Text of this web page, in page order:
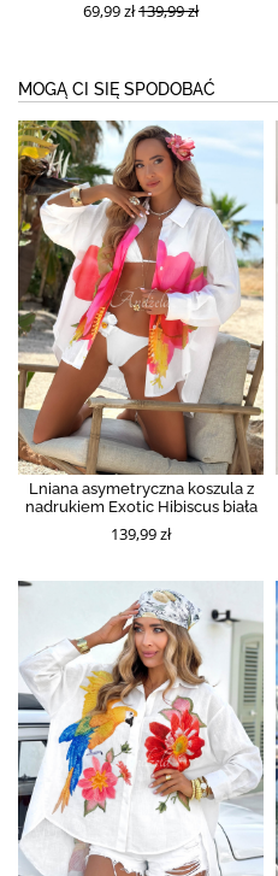
69,99 zł139,99 zł
MOGĄ CI SIĘ SPODOBAĆ
Lniana asymetryczna koszula z
nadrukiem Exotic Hibiscus biała
139,99 zł